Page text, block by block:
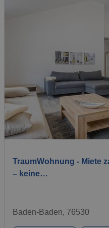
TraumWohnung - Miete
– keine…
Baden-Baden, 76530